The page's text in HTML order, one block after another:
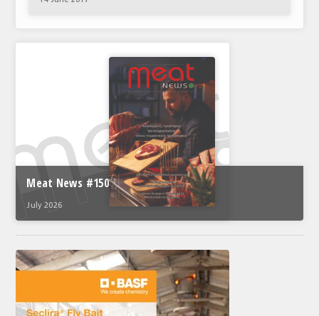
ΕΞΟΠΛΙΣΜΟΣ
ΥΠΗΡΕΣΙΕΣ
ΕΜΠΟΡΙΚΟΙ ΑΝΤΙΠΡΟΣΩΠΟΙ
ΕΛΛΗΝΙΚΗ ΝΟΜΟΘΕΣΙΑ
ΕΥΡΩΠΑΪΚΗ ΝΟΜΟΘΕΣΙΑ
ΤΟ ΠΕΡΙΟΔΙΚΟ
Meat News #150
July 2026